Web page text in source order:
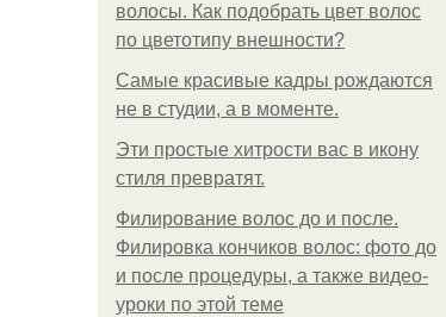
волосы. Как подобрать цвет волос
по цветотипу внешности?
Самые красивые кадры рождаются
не в студии, а в моменте.
Эти простые хитрости вас в икону
стиля превратят.
Филирование волос до и после.
Филировка кончиков волос: фото до
и после процедуры, а также видео-
уроки по этой теме